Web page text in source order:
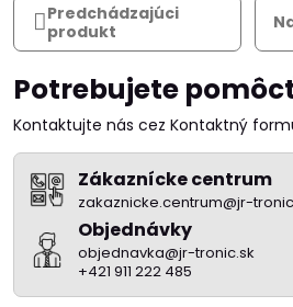
Predchádzajúci
produkt
Potrebujete
Kontaktujte nás cez Kontaktný
Zákaznícke centrum
zakaznicke.centrum@jr-
Objednávky
objednavka@jr-tronic.sk
+421 911 222 485